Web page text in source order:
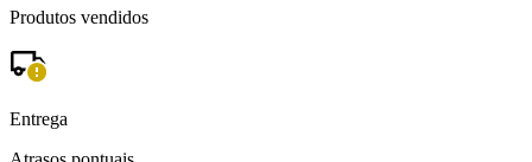
Produtos vendidos
Entrega